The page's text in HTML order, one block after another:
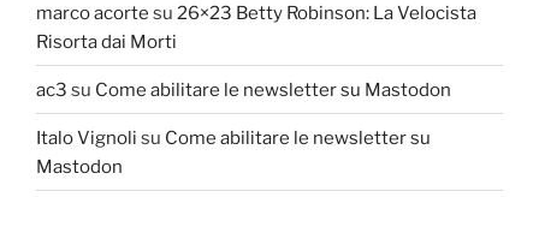
marco acorte su 26×23 Betty Robinson: La Velocista
Risorta dai Morti
ac3 su Come abilitare le newsletter su Mastodon
Italo Vignoli su Come abilitare le newsletter su
Mastodon